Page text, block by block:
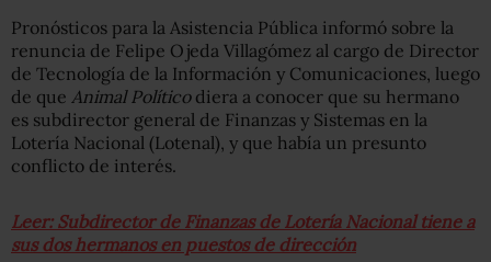
Pronósticos para la Asistencia Pública informó sobre la
renuncia de Felipe Ojeda Villagómez al cargo de Director
de Tecnología de la Información y Comunicaciones, luego
de que Animal Políticodiera a conocer que su hermano
es subdirector general de Finanzas y Sistemas en la
Lotería Nacional (Lotenal), y que había un presunto
conflicto de interés.
Leer: Subdirector de Finanzas de Lotería Nacional tiene a
sus dos hermanos en puestos de dirección